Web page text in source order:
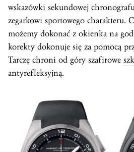
wskazówki sekundowej
zegarkowi sportowego charakteru.
możemy dokonać z okienka na
korekty dokonuje się za pomocą
Tarczę chroni od góry szafirowe
antyrefleksyjną.